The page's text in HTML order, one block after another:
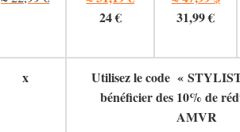
24 €
31,99 €
x
Utilisez le code «
bénéficier des 10% de
AMVR